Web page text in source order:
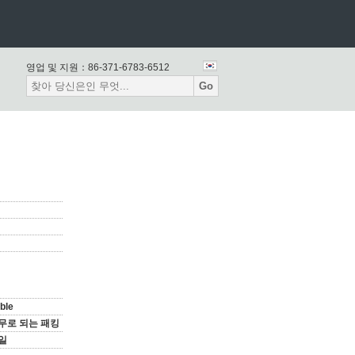
영업 및 지원： 86-371-6783-6512
Go
로 되는 패킹